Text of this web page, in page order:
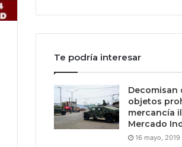
Te podría interesar
Decomisan
objetos
mercancía
Mercado
16 mayo, 2019